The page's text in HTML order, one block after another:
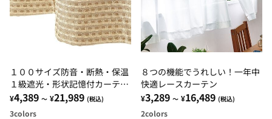
１００サイズ防音・断熱・保温
１級遮光・形状記憶付カーテ
ン ベージュ・アイボリー・ロ
ーズピンク
¥4,389 ～ ¥21,989 (税込)
3colors
８つの機能でうれしい！一年中
快適レースカーテン
¥3,289 ～ ¥16,489 (税込)
2colors